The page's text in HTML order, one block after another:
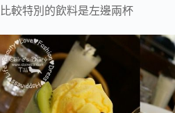
比較特別的飲料是左邊兩杯